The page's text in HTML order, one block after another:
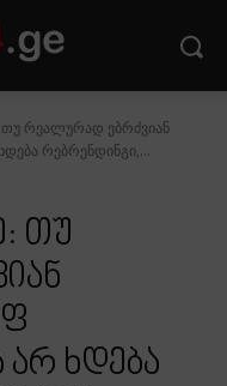
თუ რეალურად ებრძვიან
რებრენდინგი,...
თუ
ხდება